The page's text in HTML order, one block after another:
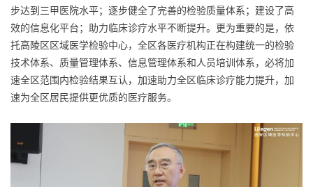
步达到三甲医院水平；逐步健全了完善的检验质量体系；建设了高
效的信息化平台；助力临床诊疗水平不断提升。更为重要的是，依
托高陵区区域医学检验中心，全区各医疗机构正在构建统一的检验
技术体系、质量管理体系、信息管理体系和人员培训体系，必将加
速全区范围内检验结果互认，加速助力全区临床诊疗能力提升，加
速为全区居民提供更优质的医疗服务。